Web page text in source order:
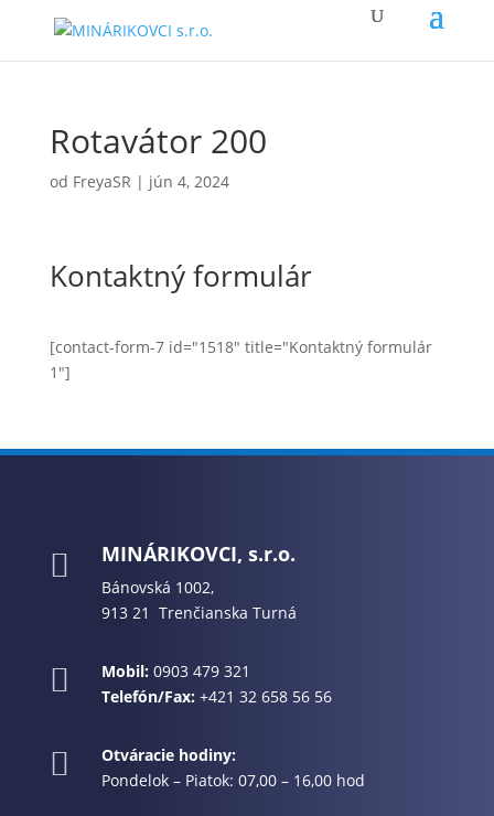
Rotavátor 200
od FreyaSR | jún 4, 2024
Kontaktný formulár
[contact-form-7 id="1518" title="Kontaktný formulár
1"]
 MINÁRIKOVCI, s.r.o.
Bánovská 1002,
913 21 Trenčianska Turná
 Mobil: 0903 479 321
Telefón/Fax:+421 32 658 56 56

Otváracie hodiny:
Pondelok – Piatok: 07,00 – 16,00 hod